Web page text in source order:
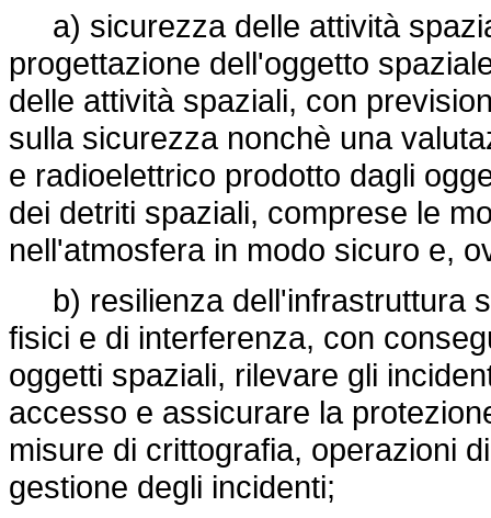
a) sicurezza delle attività
progettazione dell'oggetto
delle attività spaziali, con
sulla sicurezza nonchè una
e radioelettrico prodotto dagli
dei detriti spaziali, comprese le
nell'atmosfera in modo sicuro e,
b) resilienza dell'infrastruttura
fisici e di interferenza, con
oggetti spaziali, rilevare gli
accesso e assicurare la
misure di crittografia, operazioni
gestione degli incidenti;